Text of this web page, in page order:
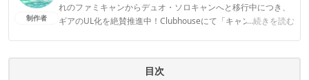
制作者
れのファミキャンからデュオ・ソロキャンへと移行中につき、
ギアのUL化を絶賛推進中！Clubhouseにて「キャンパーさんよ
...続きを読む
TOMOKO YAMADAのプロフィール
目次